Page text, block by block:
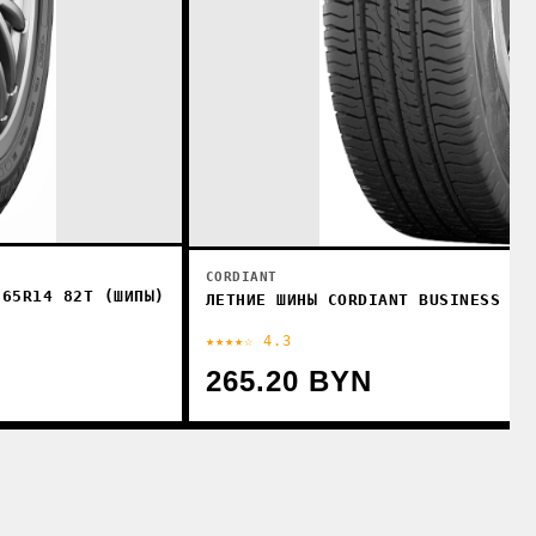
65R14 82T (ШИПЫ)
CORDIANT
ЛЕТНИЕ ШИНЫ CORDIANT BUSINESS
★★★★☆ 4.3
265.20 BYN